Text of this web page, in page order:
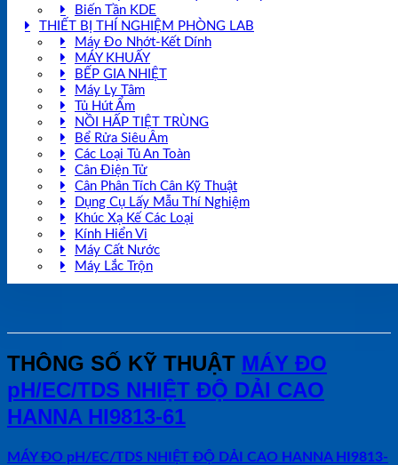
Biến Tần KDE
THIẾT BỊ THÍ NGHIỆM PHÒNG LAB
Máy Đo Nhớt-Kết Dính
MÁY KHUẤY
BẾP GIA NHIỆT
Máy Ly Tâm
Tủ Hút Ẩm
NỒI HẤP TIỆT TRÙNG
Bể Rửa Siêu Âm
Các Loại Tủ An Toàn
Cân Điện Tử
Cân Phân Tích Cân Kỹ Thuật
Dụng Cụ Lấy Mẫu Thí Nghiệm
Khúc Xạ Kế Các Loại
Kính Hiển Vi
Máy Cất Nước
Máy Lắc Trộn
THÔNG SỐ KỸ THUẬT MÁY ĐO
pH/EC/TDS NHIỆT ĐỘ DẢI CAO
HANNA HI9813-61
MÁY ĐO pH/EC/TDS NHIỆT ĐỘ DẢI CAO HANNA HI9813-